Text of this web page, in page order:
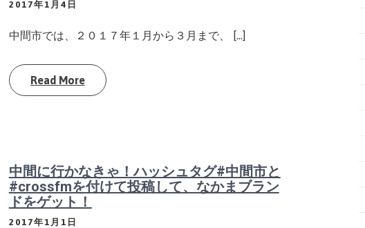
2017年1月4日
中間市では、２０１７年１月から３月まで、 […]
Read More
中間に行かなきゃ！ハッシュタグ#中間市と
#crossfmを付けて投稿して、なかまブラン
ドをゲット！
2017年1月1日